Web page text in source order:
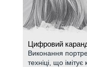
Цифровий
Виконання
техніці, що